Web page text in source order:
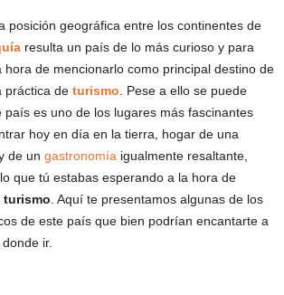
posición geográfica entre los continentes de
resulta un país de lo más curioso y para
hora de mencionarlo como principal destino de
práctica de turismo . Pese a ello se puede
país es uno de los lugares más fascinantes
hoy en día en la tierra, hogar de una
de un gastronomía igualmente resaltante,
que tú estabas esperando a la hora de
turismo . Aquí te presentamos algunas de los
de este país que bien podrían encantarte a
ir.